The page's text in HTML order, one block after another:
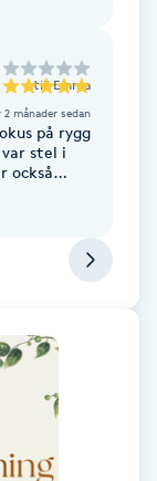
till Emma
månader sedan
på rygg
stel i
också